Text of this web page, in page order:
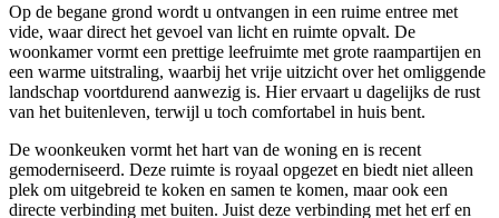
Op de begane grond wordt u ontvangen in een ruime entree met
vide, waar direct het gevoel van licht en ruimte opvalt. De
woonkamer vormt een prettige leefruimte met grote raampartijen en
een warme uitstraling, waarbij het vrije uitzicht over het omliggende
landschap voortdurend aanwezig is. Hier ervaart u dagelijks de rust
van het buitenleven, terwijl u toch comfortabel in huis bent.
De woonkeuken vormt het hart van de woning en is recent
gemoderniseerd. Deze ruimte is royaal opgezet en biedt niet alleen
plek om uitgebreid te koken en samen te komen, maar ook een
directe verbinding met buiten. Juist deze verbinding met het erf en